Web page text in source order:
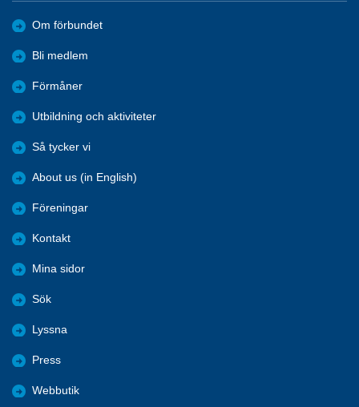
Om förbundet
Bli medlem
Förmåner
Utbildning och aktiviteter
Så tycker vi
About us (in English)
Föreningar
Kontakt
Mina sidor
Sök
Lyssna
Press
Webbutik